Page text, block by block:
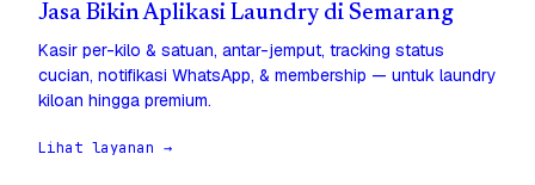
Jasa Bikin Aplikasi Laundry di Semarang
Kasir per-kilo & satuan, antar-jemput, tracking status
cucian, notifikasi WhatsApp, & membership — untuk laundry
kiloan hingga premium.
Lihat layanan →